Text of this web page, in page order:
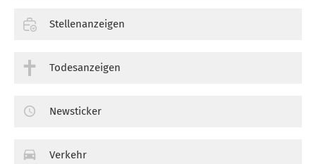
Stellenanzeigen
Todesanzeigen
Newsticker
Verkehr